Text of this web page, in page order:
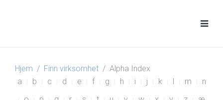
Hjem Finn virksomhet
Alpha Index
a
b c d e f g h i j k l m
n